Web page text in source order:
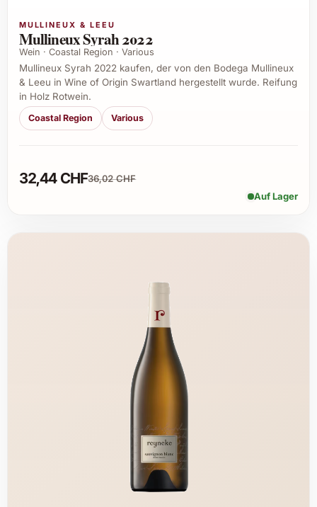
MULLINEUX & LEEU
Mullineux Syrah 2022
Wein · Coastal Region · Various
Mullineux Syrah 2022 kaufen, der von den Bodega Mullineux
& Leeu in Wine of Origin Swartland hergestellt wurde. Reifung
in Holz Rotwein.
Coastal Region Various
32,44 CHF36,02 CHF
Auf Lager